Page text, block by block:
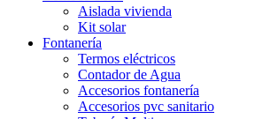
Aislada vivienda
Kit solar
Fontanería
Termos eléctricos
Contador de Agua
Accesorios fontanería
Accesorios pvc sanitario